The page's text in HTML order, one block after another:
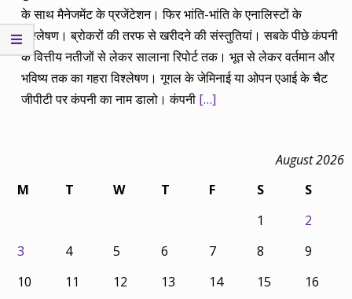
के साथ मैनेजमेंट के प्रजेंटेशन। फिर भांति-भांति के एनालिस्टों के
विश्लेषण। ब्रोकरों की तरफ से खरीदने की संस्तुतियां। सबके पीछे कंपनी
के वित्तीय नतीजों से लेकर सालाना रिपोर्ट तक। भूत से लेकर वर्तमान और
भविष्य तक का गहरा विश्लेषण। गूगल के जेमिनाई या ओपन एआई के चैट
जीपीटी पर कंपनी का नाम डालो। कंपनी […]
August 2026
M
T W T F S
S
1
2
3
4 5 6 7 8
9
10
11 12 13 14 15
16